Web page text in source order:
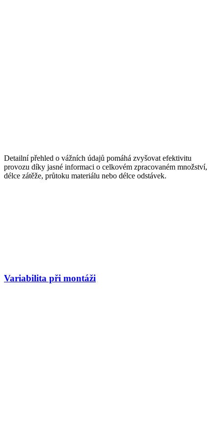
Detailní přehled o vážních údajů pomáhá zvyšovat efektivitu
provozu díky jasné informaci o celkovém zpracovaném množství,
délce zátěže, průtoku materiálu nebo délce odstávek.
Variabilita při montáži